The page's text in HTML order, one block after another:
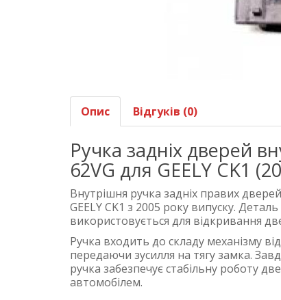
Опис Відгуків (0)
Ручка задніх дверей
62VG для GEELY CK1
Внутрішня ручка задніх правих
GEELY CK1 з 2005 року випуску.
використовується для відкривання
Ручка входить до складу механізму
передаючи зусилля на тягу замка.
ручка забезпечує стабільну роботу
автомобілем.